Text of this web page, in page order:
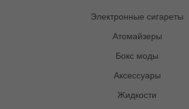
Электронные сигареты
Атомайзеры
Бокс моды
Аксессуары
Жидкости